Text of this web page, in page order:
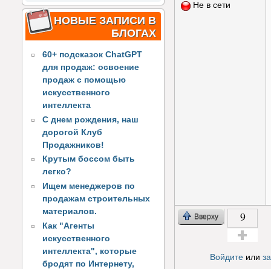
НОВЫЕ ЗАПИСИ В
БЛОГАХ
60+ подсказок ChatGPT
для продаж: освоение
продаж с помощью
искусственного
интеллекта
С днем рождения, наш
дорогой Клуб
Продажников!
Крутым боссом быть
легко?
Ищем менеджеров по
продажам строительных
материалов.
Как "Агенты
искусственного
интеллекта", которые
бродят по Интернету,
Не в сети
Вверху 9
Войдитеили